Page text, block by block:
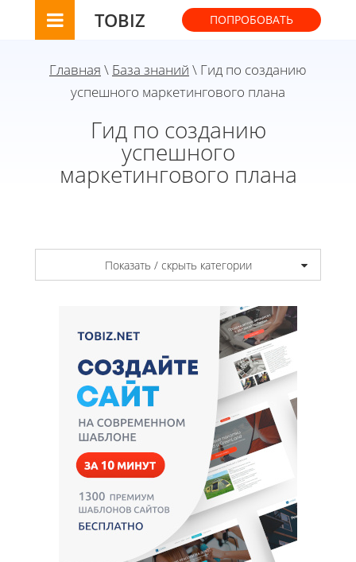
TOBIZ ПОПРОБОВАТЬ
Главная \ База знаний \ Гид по созданию
успешного маркетингового плана
Гид по созданию
успешного
маркетингового плана
Показать / скрыть категории